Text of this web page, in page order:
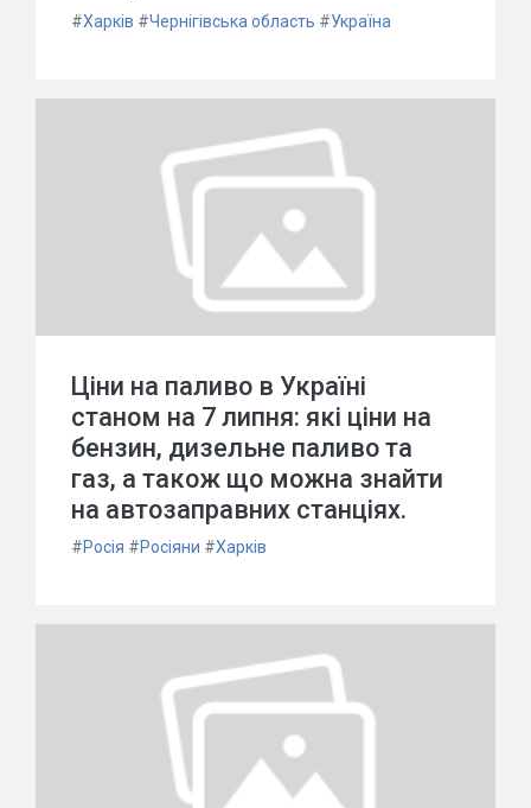
#Харків #Чернігівська область #Україна
Ціни на паливо в Україні
станом на 7 липня: які ціни на
бензин, дизельне паливо та
газ, а також що можна знайти
на автозаправних станціях.
#Росія #Росіяни #Харків